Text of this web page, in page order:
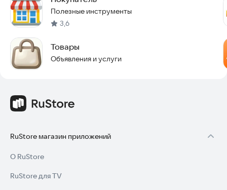
Полезные инструменты
3,6
Товары
Объявления и услуги
RuStore магазин приложений
О RuStore
RuStore для TV